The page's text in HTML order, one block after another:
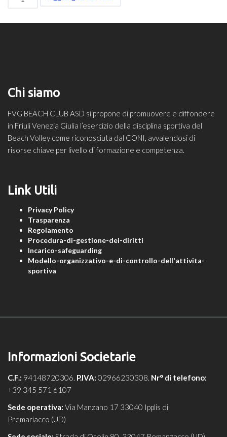
STAGIONALE
B.V.2V
Chi siamo
FVG BEACH CLUB ASD si propone di promuovere e diffondere
in Friuli Venezia Giulia l’esercizio della disciplina sportiva del
Beach Volley come riconosciuta dal CONI, avvalendosi di
risorse chiave per livello di formazione e competenza.
Link Utili
Privacy Policy
Trasparenza
Regolamento
Procedura-di-gestione-dei-diritti
Incarico-safeguarding
Modello-organizzativo-e-di-controllo-dell'attivita-
sportiva
Informazioni Societarie
C.F.: 94148720306. P.IVA: 02966230308. Nr° di telefono:
+39 345 571 6107
Sede operativa: Via Manzano 17 33040 Ipplis di
Premariacco (UD)